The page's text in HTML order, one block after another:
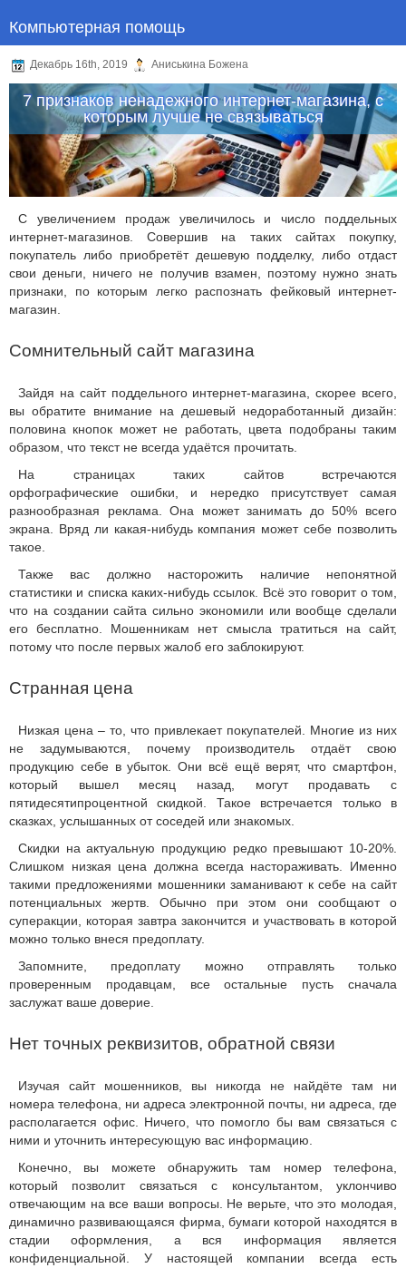
Компьютерная помощь
Декабрь 16th, 2019 Аниськина Божена
7 признаков ненадежного интернет-магазина, с
которым лучше не связываться
С увеличением продаж увеличилось и число поддельных
интернет-магазинов. Совершив на таких сайтах покупку,
покупатель либо приобретёт дешевую подделку, либо отдаст
свои деньги, ничего не получив взамен, поэтому нужно знать
признаки, по которым легко распознать фейковый интернет-
магазин.
Сомнительный сайт магазина
Зайдя на сайт поддельного интернет-магазина, скорее всего,
вы обратите внимание на дешевый недоработанный дизайн:
половина кнопок может не работать, цвета подобраны таким
образом, что текст не всегда удаётся прочитать.
На страницах таких сайтов встречаются
орфографические ошибки, и нередко присутствует самая
разнообразная реклама. Она может занимать до 50% всего
экрана. Вряд ли какая-нибудь компания может себе позволить
такое.
Также вас должно насторожить наличие непонятной
статистики и списка каких-нибудь ссылок. Всё это говорит о том,
что на создании сайта сильно экономили или вообще сделали
его бесплатно. Мошенникам нет смысла тратиться на сайт,
потому что после первых жалоб его заблокируют.
Странная цена
Низкая цена – то, что привлекает покупателей. Многие из них
не задумываются, почему производитель отдаёт свою
продукцию себе в убыток. Они всё ещё верят, что смартфон,
который вышел месяц назад, могут продавать с
пятидесятипроцентной скидкой. Такое встречается только в
сказках, услышанных от соседей или знакомых.
Скидки на актуальную продукцию редко превышают 10-20%.
Слишком низкая цена должна всегда настораживать. Именно
такими предложениями мошенники заманивают к себе на сайт
потенциальных жертв. Обычно при этом они сообщают о
суперакции, которая завтра закончится и участвовать в которой
можно только внеся предоплату.
Запомните, предоплату можно отправлять только
проверенным продавцам, все остальные пусть сначала
заслужат ваше доверие.
Нет точных реквизитов, обратной связи
Изучая сайт мошенников, вы никогда не найдёте там ни
номера телефона, ни адреса электронной почты, ни адреса, где
располагается офис. Ничего, что помогло бы вам связаться с
ними и уточнить интересующую вас информацию.
Конечно, вы можете обнаружить там номер телефона,
который позволит связаться с консультантом, уклончиво
отвечающим на все ваши вопросы. Не верьте, что это молодая,
динамично развивающаяся фирма, бумаги которой находятся в
стадии оформления, а вся информация является
конфиденциальной. У настоящей компании всегда есть